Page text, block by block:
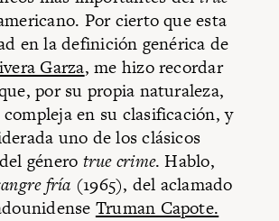
Por cierto que esta
en la definición genérica de
Garza, me hizo recordar
por su propia naturaleza,
en su clasificación, y
uno de los clásicos
género true crime. Hablo,
fría (1965), del aclamado
Truman Capote.